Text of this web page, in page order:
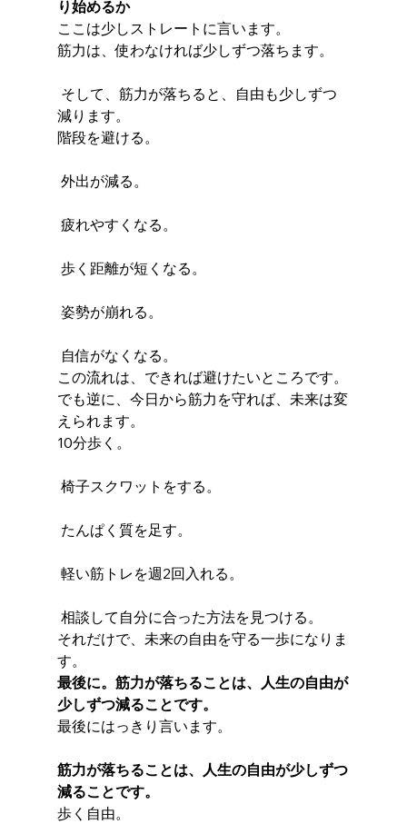
り始めるか
ここは少しストレートに言います。
筋力は、使わなければ少しずつ落ちます。
減ります。
階段を避ける。
外出が減る。
疲れやすくなる。
歩く距離が短くなる。
姿勢が崩れる。
自信がなくなる。
この流れは、できれば避けたいところです。
でも逆に、今日から筋力を守れば、未来は変
えられます。
10分歩く。
椅子スクワットをする。
たんぱく質を足す。
軽い筋トレを週2回入れる。
相談して自分に合った方法を見つける。
それだけで、未来の自由を守る一歩になりま
す。
最後に。筋力が落ちることは、人生の自由が
少しずつ減ることです。
最後にはっきり言います。
筋力が落ちることは、人生の自由が少しずつ
減ることです。
歩く自由。